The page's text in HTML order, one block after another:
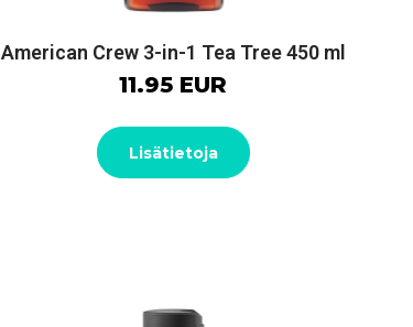
American Crew 3-in-1 Tea Tree 450 ml
11.95 EUR
Lisätietoja